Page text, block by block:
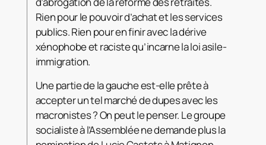
Rien pour le pouvoir d’achat et les services
publics. Rien pour en finir avec la dérive
xénophobe et raciste qu’incarne la loi asile-
immigration.
Une partie de la gauche est-elle prête à
accepter un tel marché de dupes avec les
macronistes ? On peut le penser. Le groupe
socialiste à l’Assemblée ne demande plus la